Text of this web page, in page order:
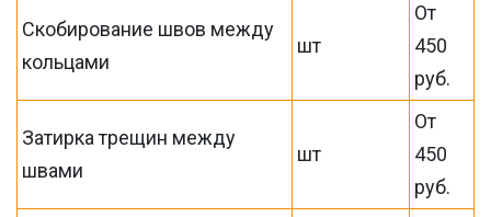
Скобирование швов между
кольцами
шт
От
450
руб.
Затирка трещин между
швами
шт
От
450
руб.